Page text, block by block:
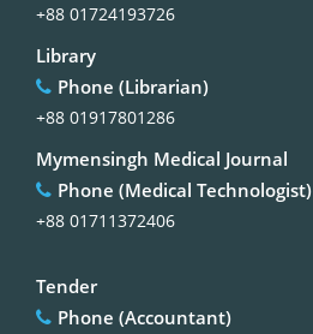
+88 01724193726
Library
Phone (Librarian)
+88 01917801286
Mymensingh Medical Journal
Phone (Medical Technologist)
+88 01711372406
Tender
Phone (Accountant)